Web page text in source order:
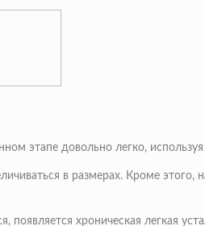
этапе довольно легко,
в размерах. Кроме
появляется хроническая легкая